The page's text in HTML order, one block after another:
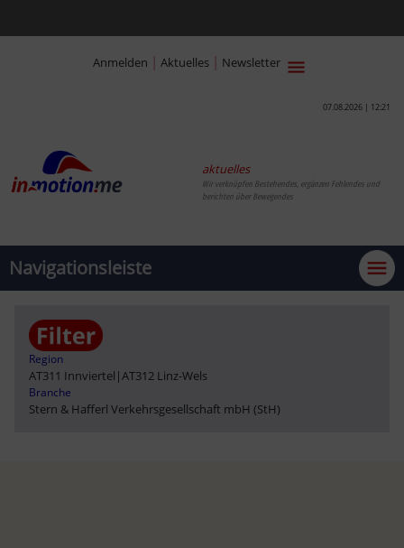
Anmelden | Aktuelles | Newsletter
07.08.2026 | 12:21
aktuelles
Wir verknüpfen Bestehendes, ergänzen Fehlendes und
berichten über Bewegendes
Navigationsleiste
Region
AT311 Innviertel |AT312 Linz-Wels
Branche
Stern & Hafferl Verkehrsgesellschaft mbH (StH)